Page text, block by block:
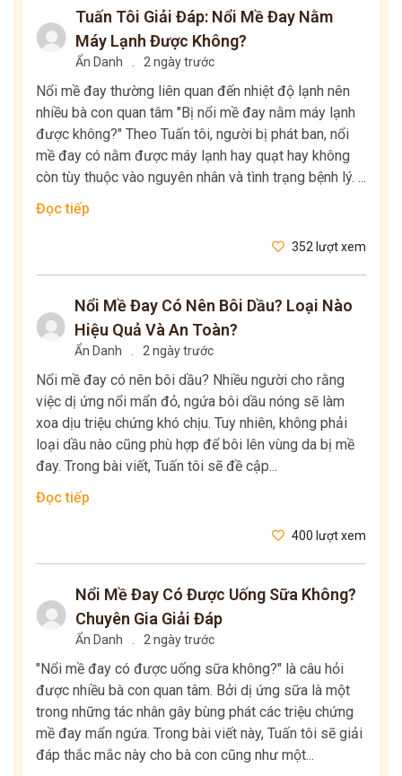
Tuấn Tôi Giải Đáp: Nổi Mề Đay Nằm
Máy Lạnh Được Không?
Ẩn Danh 2 ngày trước
Nổi mề đay thường liên quan đến nhiệt độ lạnh nên
nhiều bà con quan tâm "Bị nổi mề đay nằm máy lạnh
được không?" Theo Tuấn tôi, người bị phát ban, nổi
mề đay có nằm được máy lạnh hay quạt hay không
còn tùy thuộc vào nguyên nhân và tình trạng bệnh lý. ...
Đọc tiếp
352 lượt xem
Nổi Mề Đay Có Nên Bôi Dầu? Loại Nào
Hiệu Quả Và An Toàn?
Ẩn Danh 2 ngày trước
Nổi mề đay có nên bôi dầu? Nhiều người cho rằng
việc dị ứng nổi mẩn đỏ, ngứa bôi dầu nóng sẽ làm
xoa dịu triệu chứng khó chịu. Tuy nhiên, không phải
loại dầu nào cũng phù hợp để bôi lên vùng da bị mề
đay. Trong bài viết, Tuấn tôi sẽ đề cập...
Đọc tiếp
400 lượt xem
Nổi Mề Đay Có Được Uống Sữa Không?
Chuyên Gia Giải Đáp
Ẩn Danh 2 ngày trước
"Nổi mề đay có được uống sữa không?" là câu hỏi
được nhiều bà con quan tâm. Bởi dị ứng sữa là một
trong những tác nhân gây bùng phát các triệu chứng
mề đay mẩn ngứa. Trong bài viết này, Tuấn tôi sẽ giải
đáp thắc mắc này cho bà con cũng như một...